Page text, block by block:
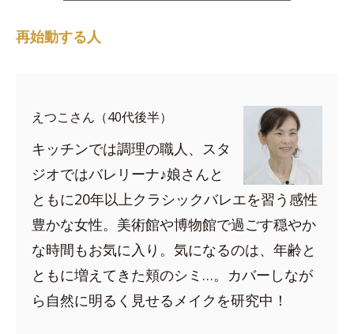
再始動する人
えつこさん（40代後半）
キッチンでは調理の職人、スタ
ジオではバレリーナ♪娘さんと
ともに20年以上クラシックバレエを習う感性
豊かな女性。美術館や博物館で過ごす穏やか
な時間もお気に入り。気になるのは、年齢と
ともに増えてきた頬のシミ…。カバーしなが
ら自然に明るく見せるメイクを研究中！